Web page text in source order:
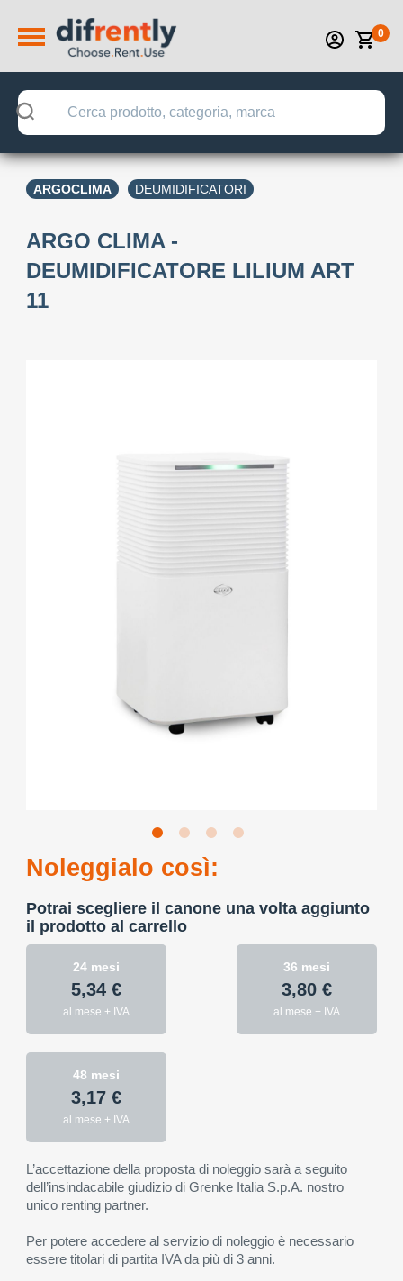
0
ARGOCLIMA DEUMIDIFICATORI
ARGO CLIMA -
DEUMIDIFICATORE LILIUM ART
11
Noleggialo così:
Potrai scegliere il canone una volta aggiunto
il prodotto al carrello
24 mesi
5,34 €
al mese + IVA
36 mesi
3,80 €
al mese + IVA
48 mesi
3,17 €
al mese + IVA
L’accettazione della proposta di noleggio sarà a seguito
dell’insindacabile giudizio di Grenke Italia S.p.A. nostro
unico renting partner.
Per potere accedere al servizio di noleggio è necessario
essere titolari di partita IVA da più di 3 anni.